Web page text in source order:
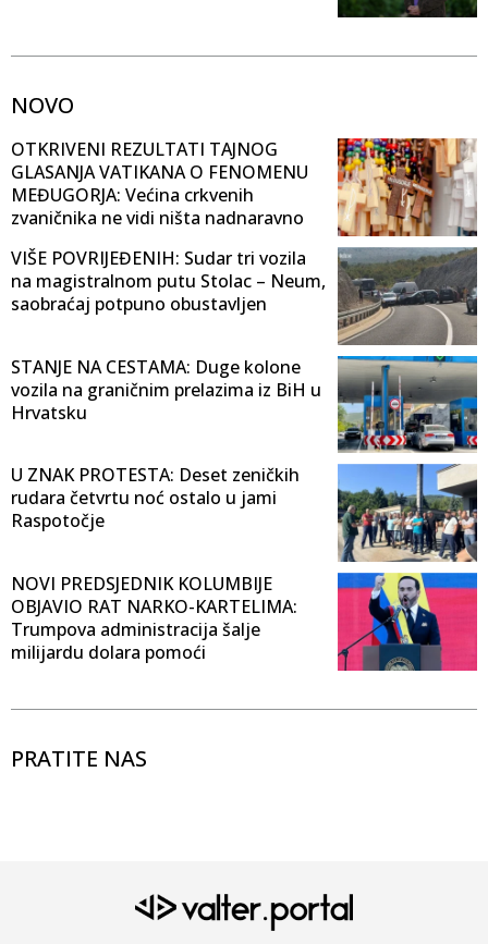
NOVO
OTKRIVENI REZULTATI TAJNOG
GLASANJA VATIKANA O FENOMENU
MEĐUGORJA: Većina crkvenih
zvaničnika ne vidi ništa nadnaravno
VIŠE POVRIJEĐENIH: Sudar tri vozila
na magistralnom putu Stolac – Neum,
saobraćaj potpuno obustavljen
STANJE NA CESTAMA: Duge kolone
vozila na graničnim prelazima iz BiH u
Hrvatsku
U ZNAK PROTESTA: Deset zeničkih
rudara četvrtu noć ostalo u jami
Raspotočje
NOVI PREDSJEDNIK KOLUMBIJE
OBJAVIO RAT NARKO-KARTELIMA:
Trumpova administracija šalje
milijardu dolara pomoći
PRATITE NAS